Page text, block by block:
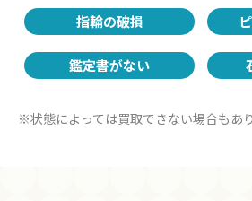
ンがあります。エメラルドカットや
縦長や横長の楕円形のオーバルカッ
傾向があります。
Point.06
指輪の破損
鑑定書がない
※状態によっては買取できない場合もあり